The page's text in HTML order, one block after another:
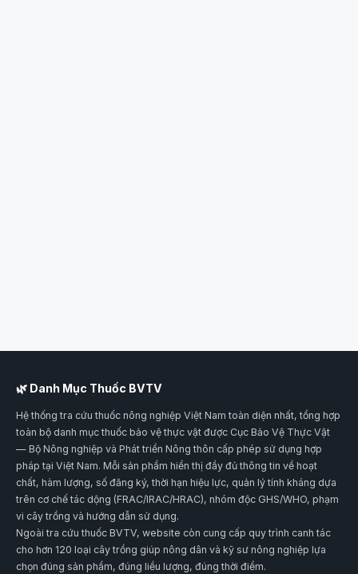
🌿 Danh Mục Thuốc BVTV
Hệ thống tra cứu thuốc nông nghiệp Việt Nam toàn diện nhất, tổng hợp
toàn bộ danh mục thuốc bảo vệ thực vật được Cục Bảo Vệ Thực Vật
— Bộ Nông nghiệp và Phát triển Nông thôn cấp phép sử dụng hợp
pháp tại Việt Nam. Mỗi sản phẩm hiển thị đầy đủ thông tin về hoạt
chất, hàm lượng, số đăng ký, thời hạn hiệu lực, quản lý tính kháng dựa
trên cơ chế tác dộng (FRAC/IRAC/HRAC), nhóm độc GHS/WHO, phạm
vi cây trồng và hướng dẫn sử dụng.
Ngoài tra cứu thuốc BVTV, website còn cung cấp quy trình canh tác
cho hơn 120 loại cây trồng giúp nông dân và kỹ sư nông nghiệp lựa
chọn đúng sản phẩm, đúng liều lượng, đúng thời điểm.